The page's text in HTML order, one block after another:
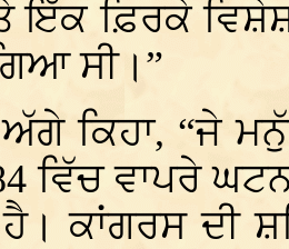
ਇੱਕ ਫ਼ਿਰਕੇ
ਸੀ।”
ਕਿਹਾ, “ਜੇ
ਵਿੱਚ ਵਾਪਰੇ
ਕਾਂਗਰਸ ਦੀ